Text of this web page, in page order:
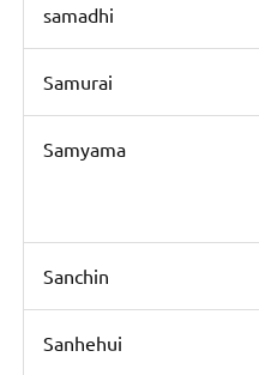
samadhi
Samurai
Samyama
Sanchin
Sanhehui